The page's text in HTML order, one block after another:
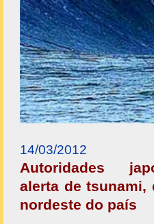
14/03/2012
Autoridades
alerta de tsunami,
nordeste do país